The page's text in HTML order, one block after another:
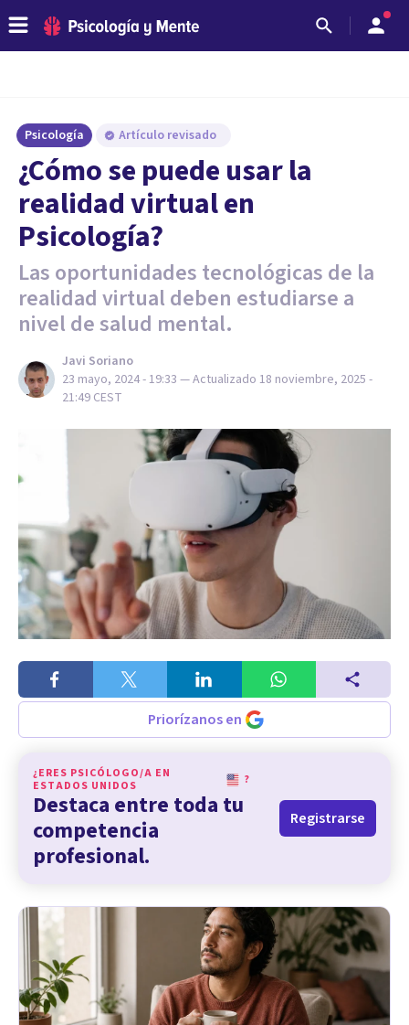
Psicología Artículo revisado
¿Cómo se puede usar la
realidad virtual en
Psicología?
Las oportunidades tecnológicas de la
realidad virtual deben estudiarse a
nivel de salud mental.
Javi Soriano
23 mayo, 2024 - 19:33 — Actualizado 18 noviembre, 2025 -
21:49 CEST
Priorízanos en
¿ERES PSICÓLOGO/A EN
ESTADOS UNIDOS
?
Destaca entre toda tu
competencia
profesional.
Registrarse